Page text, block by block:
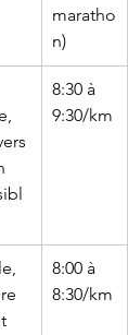
maratho
n)
8:30 à
9:30/km
8:00 à
8:30/km